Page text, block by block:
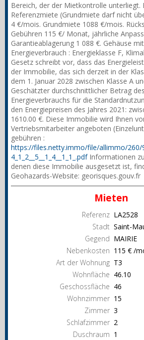
Bereich, der der Mietkontrolle unterliegt.
Referenzmiete (Grundmiete darf nicht
4 €/mois. Grundmiete 1088 €/mois.
Gebühren 115 €/ Monat, jährliche
Garantieablagerung 1 088 €. Gehäuse
Energieverbrauch : Energieklasse F,
Gesetz schreibt vor, dass das
der Immobilie, das sich derzeit in der
dem 1. Januar 2028 zwischen Klasse A
Geschätzter durchschnittlicher Betrag
Energieverbrauchs für die
den Energiepreisen des Jahres 2021:
1610.00 €. Diese Immobilie wird Ihnen
Vertriebsmitarbeiter angeboten
gebühren :
https://files.netty.immo/file/allimmo/260/
4_1_2__5__1_4__1_1_.pdfInformationen
denen diese Immobilie ausgesetzt ist,
Geohazards-Website: georisques.gouv.fr
Mieten
Referenz LA2528
Stadt Saint-
Gegend MAIRIE
Nebenkosten 115 € /
Art der Wohnung T3
Wohnfläche 46.10
Geschossfläche 46
Wohnzimmer 15
Zimmer 3
Schlafzimmer 2
Duschraum 1